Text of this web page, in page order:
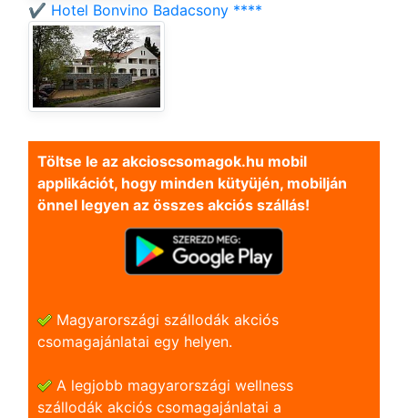
✔️ Hotel Bonvino Badacsony ****
Töltse le az akcioscsomagok.hu mobil
applikációt, hogy minden kütyüjén, mobilján
önnel legyen az összes akciós szállás!
Magyarországi szállodák akciós
csomagajánlatai egy helyen.
A legjobb magyarországi wellness
szállodák akciós csomagajánlatai a